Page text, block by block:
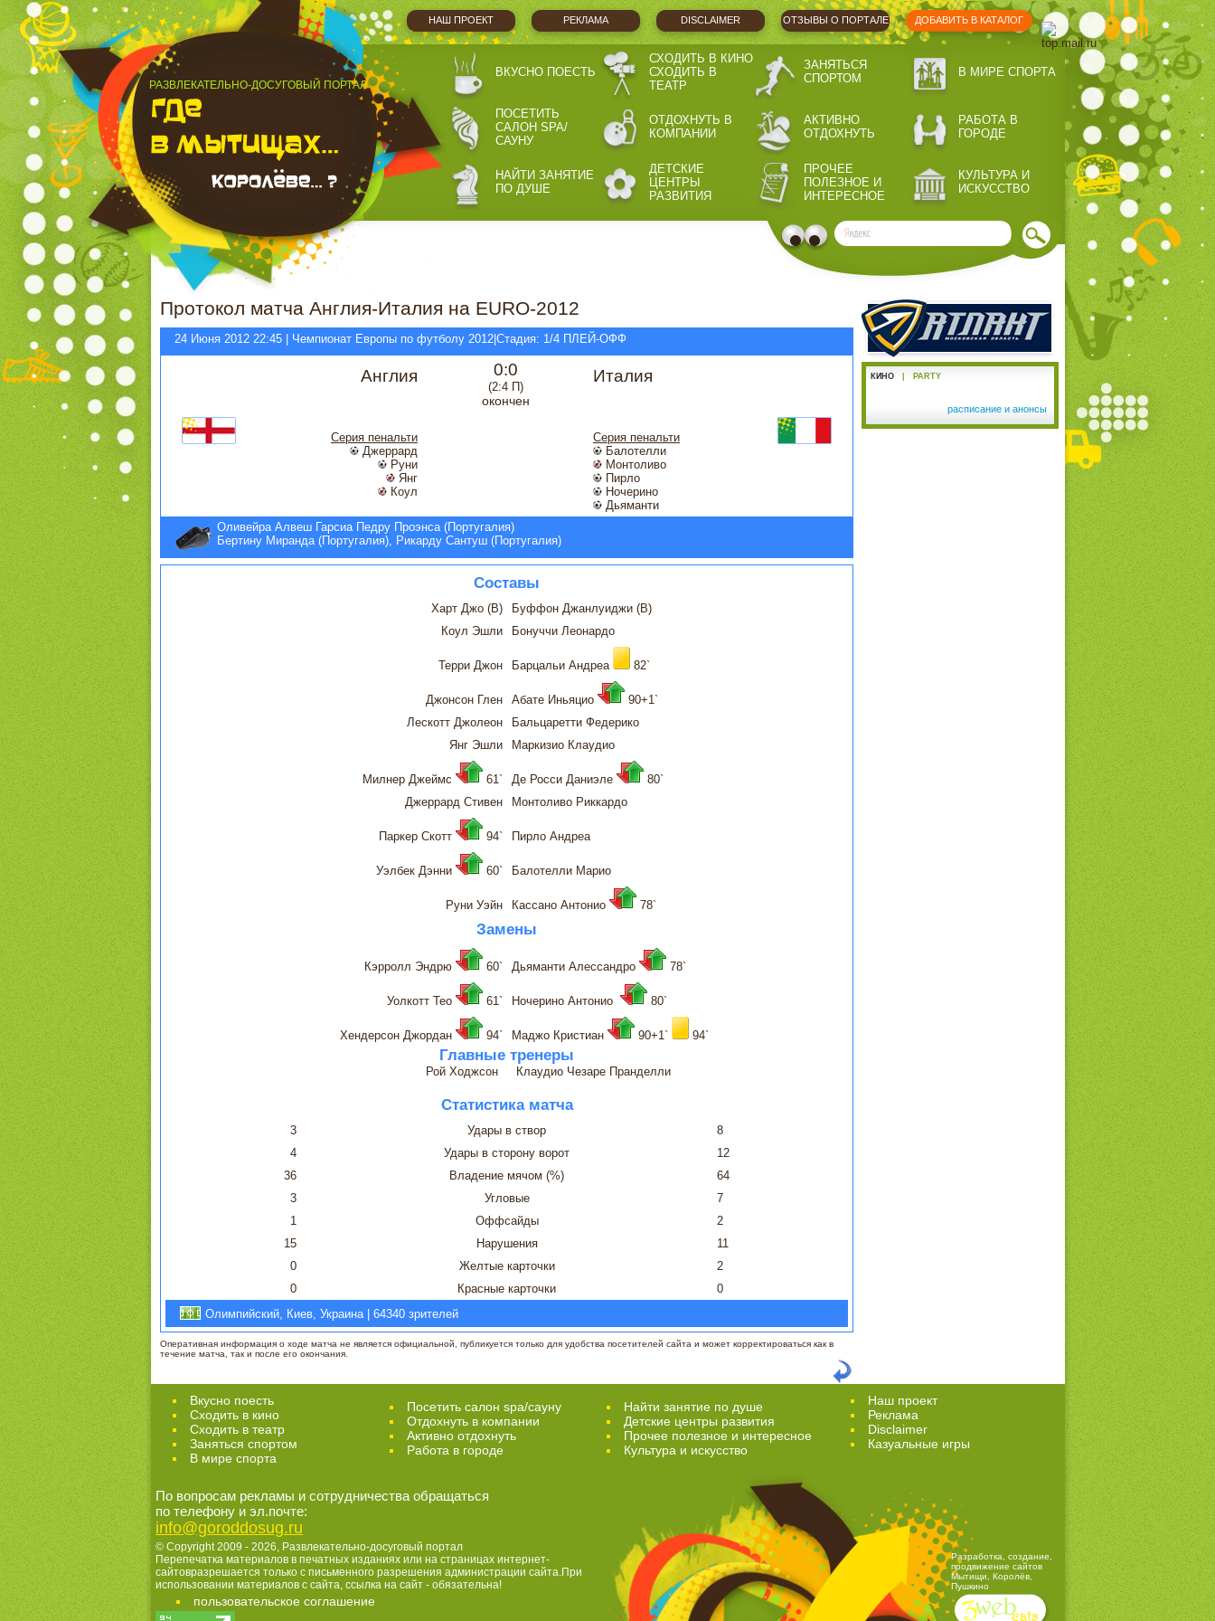
НАШ ПРОЕКТ РЕКЛАМА DISCLAIMER ОТЗЫВЫ О ПОРТАЛЕ ДОБАВИТЬ В КАТАЛОГ
РАЗВЛЕКАТЕЛЬНО-ДОСУГОВЫЙ ПОРТАЛ
ВКУСНО ПОЕСТЬ
СХОДИТЬ В КИНО
СХОДИТЬ В
ТЕАТР
ЗАНЯТЬСЯ
СПОРТОМ
В МИРЕ СПОРТА
ПОСЕТИТЬ
САЛОН SPA/
САУНУ
ОТДОХНУТЬ В
КОМПАНИИ
АКТИВНО
ОТДОХНУТЬ
РАБОТА В
ГОРОДЕ
НАЙТИ ЗАНЯТИЕ
ПО ДУШЕ
ДЕТСКИЕ
ЦЕНТРЫ
РАЗВИТИЯ
ПРОЧЕЕ
ПОЛЕЗНОЕ И
ИНТЕРЕСНОЕ
КУЛЬТУРА И
ИСКУССТВО
Протокол матча Англия-Италия на EURO-2012
24 Июня 2012 22:45 | Чемпионат Европы по футболу 2012|Стадия: 1/4 ПЛЕЙ-ОФФ
Англия 0:0
(2:4 П)
окончен
Италия
Серия пенальти
Джеррард
Руни
Янг
Коул
Серия пенальти
Балотелли
Монтоливо
Пирло
Ночерино
Дьяманти
Оливейра Алвеш Гарсиа Педру Проэнса (Португалия)
Бертину Миранда (Португалия), Рикарду Сантуш (Португалия)
Составы
Харт Джо (В)
Буффон Джанлуиджи (В)
Коул Эшли
Бонуччи Леонардо
Терри Джон Барцальи Андреа 82`
Джонсон Глен Абате Иньяцио
90+1`
Лескотт Джолеон
Бальцаретти Федерико
Янг Эшли
Маркизио Клаудио
Милнер Джеймс 61` Де Росси Даниэле
80`
Джеррард Стивен
Монтоливо Риккардо
Паркер Скотт 94` Пирло Андреа
Уэлбек Дэнни 60` Балотелли Марио
Руни Уэйн Кассано Антонио 78`
Замены
Кэрролл Эндрю 60` Дьяманти Алессандро 78`
Уолкотт Тео 61` Ночерино Антонио 80`
Хендерсон Джордан 94` Маджо Кристиан 90+1` 94`
Главные тренеры
Рой Ходжсон Клаудио Чезаре Пранделли
Статистика матча
3 Удары в створ
8
4
Удары в сторону ворот
12
36
Владение мячом (%)
64
3
Угловые
7
1
Оффсайды
2
15
Нарушения
11
0
Желтые карточки
2
0
Красные карточки
0
Олимпийский, Киев, Украина | 64340 зрителей
Оперативная информация о ходе матча не является официальной, публикуется только для удобства посетителей сайта и может корректироваться как в
течение матча, так и после его окончания.
КИНО PARTY
расписание и анонсы
Вкусно поесть
Сходить в кино
Cходить в театр
Заняться спортом
В мире спорта
Посетить салон spa/сауну
Отдохнуть в компании
Активно отдохнуть
Работа в городе
Найти занятие по душе
Детские центры развития
Прочее полезное и интересное
Культура и искусство
Наш проект
Реклама
Disclaimer
Казуальные игры
По вопросам рекламы и сотрудничества обращаться
по телефону и эл.почте:
info@goroddosug.ru
© Copyright 2009 - 2026, Развлекательно-досуговый портал
Перепечатка материалов в печатных изданиях или на страницах интернет-
сайтовразрешается только с письменного разрешения администрации сайта.При
использовании материалов с сайта, ссылка на сайт - обязательна!
пользовательское соглашение
Разработка, создание,
продвижение сайтов
Мытищи, Королёв,
Пушкино